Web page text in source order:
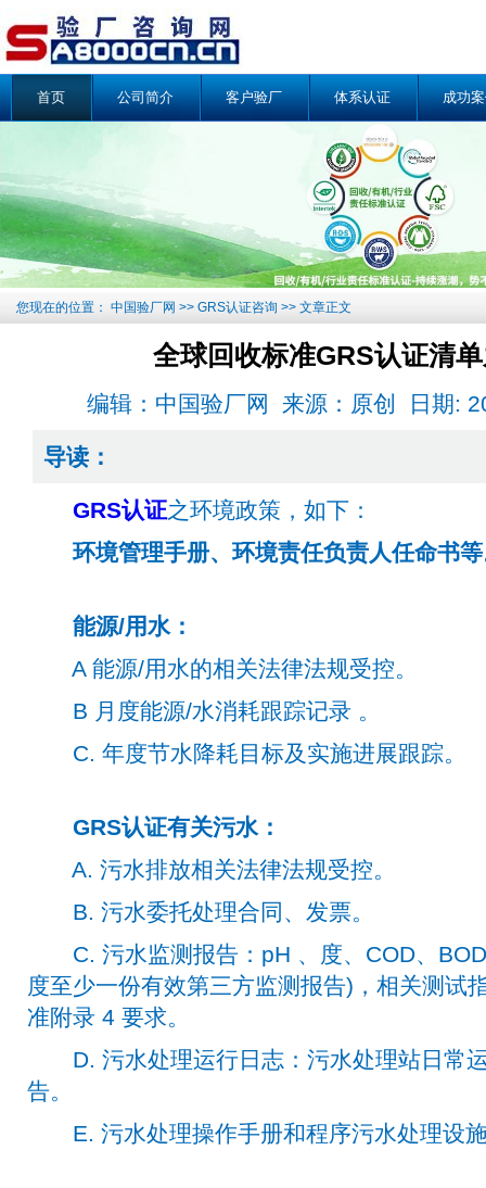
首页 公司简介 客户验厂 体系认证 成功
您现在的位置： 中国验厂网 >> GRS认证咨询 >> 文章正文
全球回收标准GRS认证清
编辑：中国验厂网 来源：原创 日期:
导读：
GRS认证之环境政策，如下：
环境管理手册、环境责任负责人任命书
能源/用水：
A 能源/用水的相关法律法规受控。
B 月度能源/水消耗跟踪记录 。
C. 年度节水降耗目标及实施进展跟踪。
GRS认证有关污水：
A. 污水排放相关法律法规受控。
B. 污水委托处理合同、发票。
C. 污水监测报告：pH 、度、COD、BOD
度至少一份有效第三方监测报告)，相关测试
准附录 4 要求。
D. 污水处理运行日志：污水处理站日常
告。
E. 污水处理操作手册和程序污水处理设